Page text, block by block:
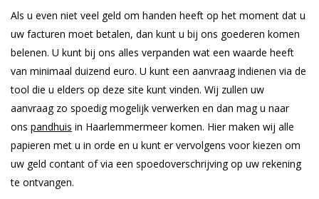
Als u even niet veel geld om handen heeft op het moment dat u
uw facturen moet betalen, dan kunt u bij ons goederen komen
belenen. U kunt bij ons alles verpanden wat een waarde heeft
van minimaal duizend euro. U kunt een aanvraag indienen via de
tool die u elders op deze site kunt vinden. Wij zullen uw
aanvraag zo spoedig mogelijk verwerken en dan mag u naar
ons pandhuis in Haarlemmermeer komen. Hier maken wij alle
papieren met u in orde en u kunt er vervolgens voor kiezen om
uw geld contant of via een spoedoverschrijving op uw rekening
te ontvangen.